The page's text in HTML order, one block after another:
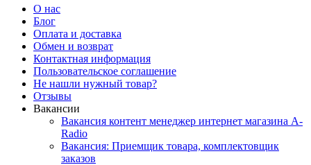
О нас
Блог
Оплата и доставка
Обмен и возврат
Контактная информация
Пользовательское соглашение
Не нашли нужный товар?
Отзывы
Вакансии
Вакансия контент менеджер интернет магазина A-
Radio
Вакансия: Приемщик товара, комплектовщик
заказов